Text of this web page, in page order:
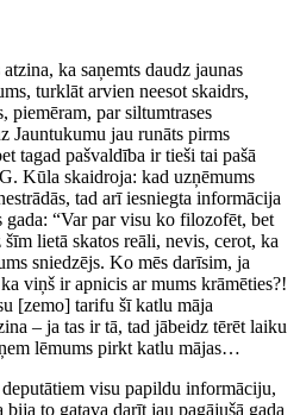
atzina, ka saņemts daudz jaunas
turklāt arvien neesot skaidrs,
piemēram, par siltumtrases
Jauntukumu jau runāts pirms
tagad pašvaldība ir tieši tai pašā
Kūla skaidroja: kad uzņēmums
tad arī iesniegta informācija
“Var par visu ko filozofēt, bet
lietā skatos reāli, nevis, cerot, ka
sniedzējs. Ko mēs darīsim, ja
viņš ir apnicis ar mums krāmēties?!
[zemo] tarifu šī katlu māja
– ja tas ir tā, tad jābeidz tērēt laiku
lēmums pirkt katlu mājas…
visu papildu informāciju,
to gatava darīt jau pagājušā gada